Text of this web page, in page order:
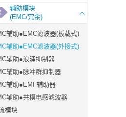
辅助模块
(EMC/冗余)
辅助●EMC滤波器(板载式)
辅助●EMC滤波器(外接式)
辅助●浪涌抑制器
辅助●脉冲群抑制器
辅助●EMI 辅助器
辅助●共模电感滤波器
模块